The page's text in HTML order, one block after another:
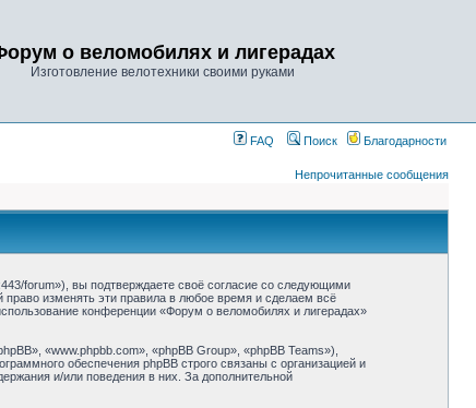
о веломобилях и лигерадах
Изготовление велотехники своими руками
FAQ Поиск Благодарности
Непрочитанные сообщения
forum»), вы подтверждаете своё согласие со следующими
изменять эти правила в любое время и сделаем всё
конференции «Форум о веломобилях и лигерадах»
«www.phpbb.com», «phpBB Group», «phpBB Teams»),
обеспечения phpBB строго связаны с организацией и
и/или поведения в них. За дополнительной